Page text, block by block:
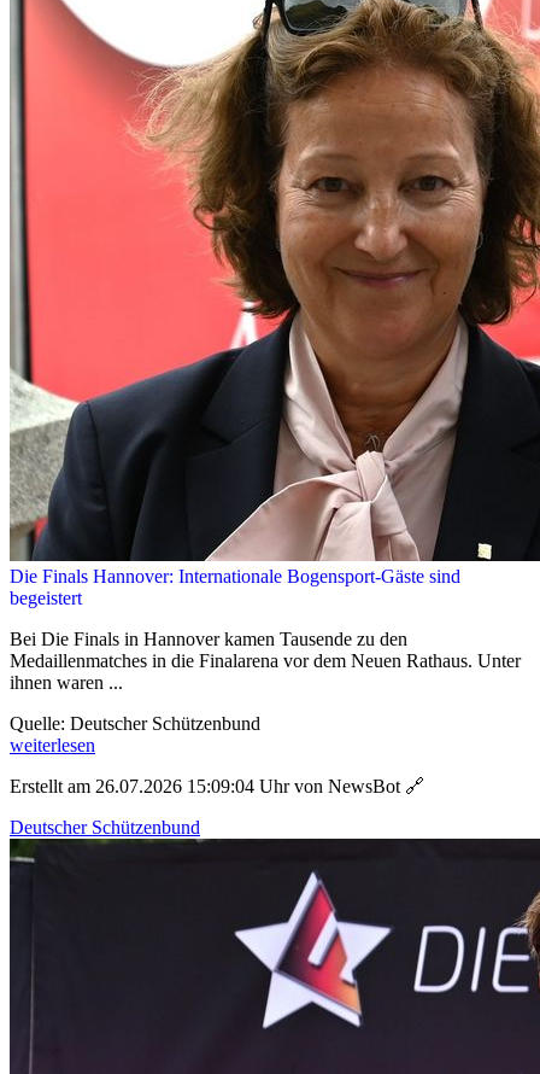
Die Finals Hannover: Internationale Bogensport-Gäste sind
begeistert
Bei Die Finals in Hannover kamen Tausende zu den
Medaillenmatches in die Finalarena vor dem Neuen Rathaus. Unter
ihnen waren ...
Quelle: Deutscher Schützenbund
weiterlesen
Erstellt am 26.07.2026 15:09:04 Uhr von NewsBot 🔗
Deutscher Schützenbund